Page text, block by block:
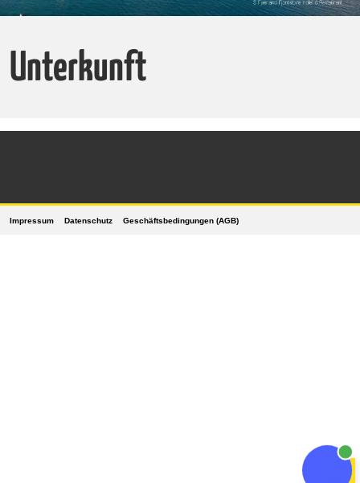
Unterkunft
Impressum Datenschutz Geschäftsbedingungen (AGB)